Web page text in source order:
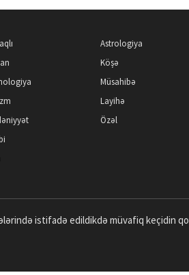
Astrologiya
Köşə
Müsahibə
Layihə
Özəl
istifadə edildikdə müvafiq keçidin